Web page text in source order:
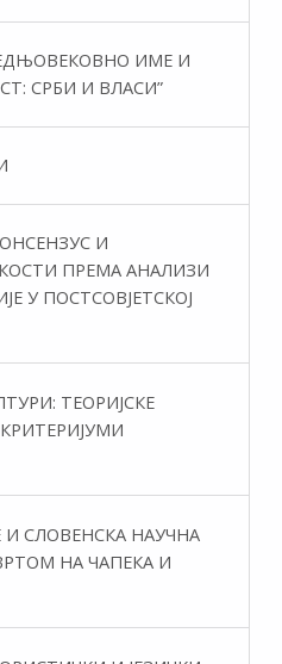
ИМЕ И
СРБИ И ВЛАСИ”
И
ПРЕМА АНАЛИЗИ
У ПОСТСОВЈЕТСКОЈ
ТЕОРИЈСКЕ
СЛОВЕНСКА НАУЧНА
НА ЧАПЕКА И